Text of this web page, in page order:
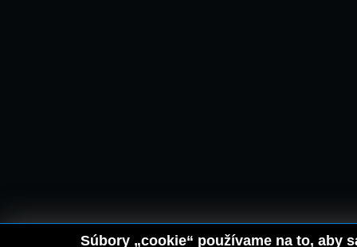
Súbory „cookie“ používame na to, aby